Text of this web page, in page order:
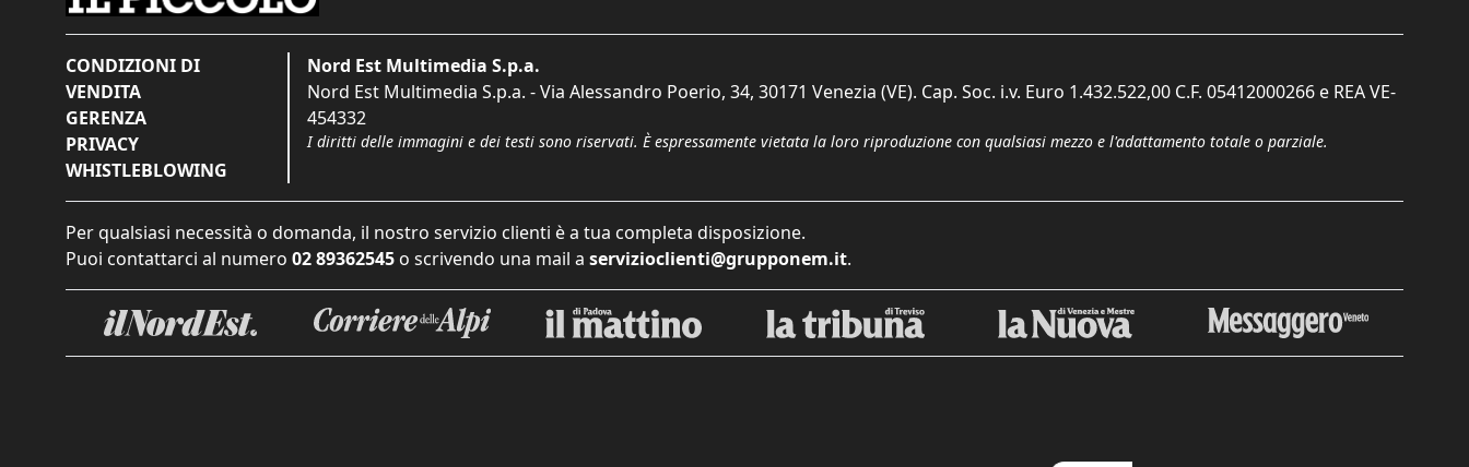
CONDIZIONI DI
VENDITA
GERENZA
PRIVACY
WHISTLEBLOWING
Nord Est Multimedia S.p.a.
Nord Est Multimedia S.p.a. - Via Alessandro Poerio, 34, 30171 Venezia (VE). Cap. Soc. i.v. Euro 1.432.522,00 C.F. 05412000266 e REA VE-
454332
I diritti delle immagini e dei testi sono riservati. È espressamente vietata la loro riproduzione con qualsiasi mezzo e l'adattamento totale o parziale.
Per qualsiasi necessità o domanda, il nostro servizio clienti è a tua completa disposizione.
Puoi contattarci al numero 02 89362545 o scrivendo una mail a servizioclienti@grupponem.it.